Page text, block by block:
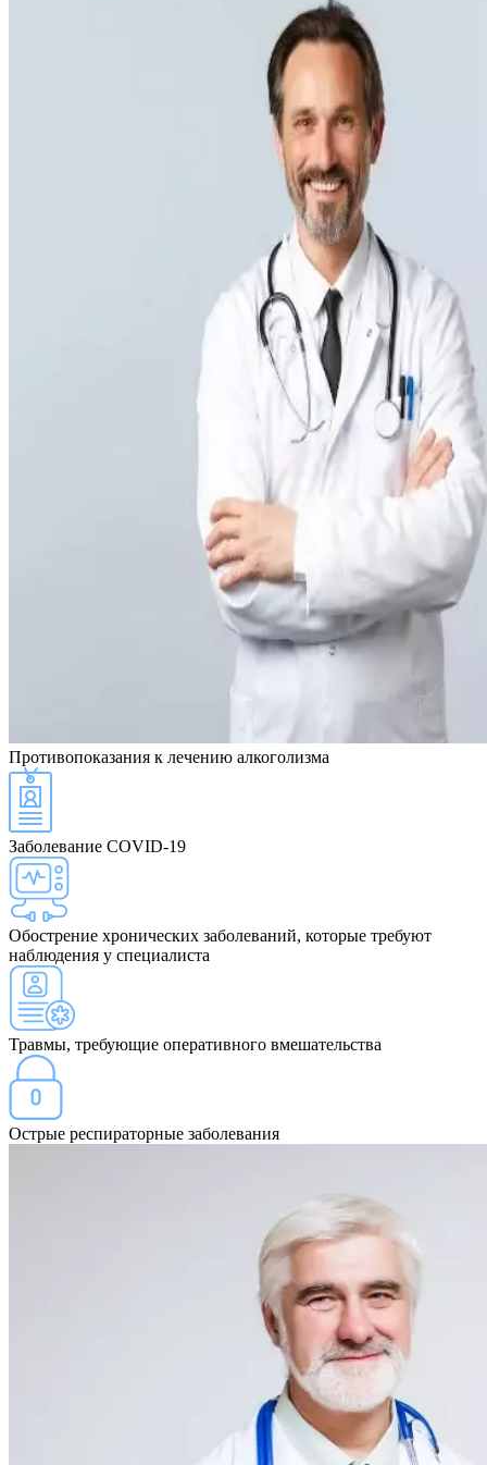
Противопоказания к лечению алкоголизма
Заболевание COVID-19
Обострение хронических заболеваний, которые требуют
наблюдения у специалиста
Травмы, требующие оперативного вмешательства
Острые респираторные заболевания